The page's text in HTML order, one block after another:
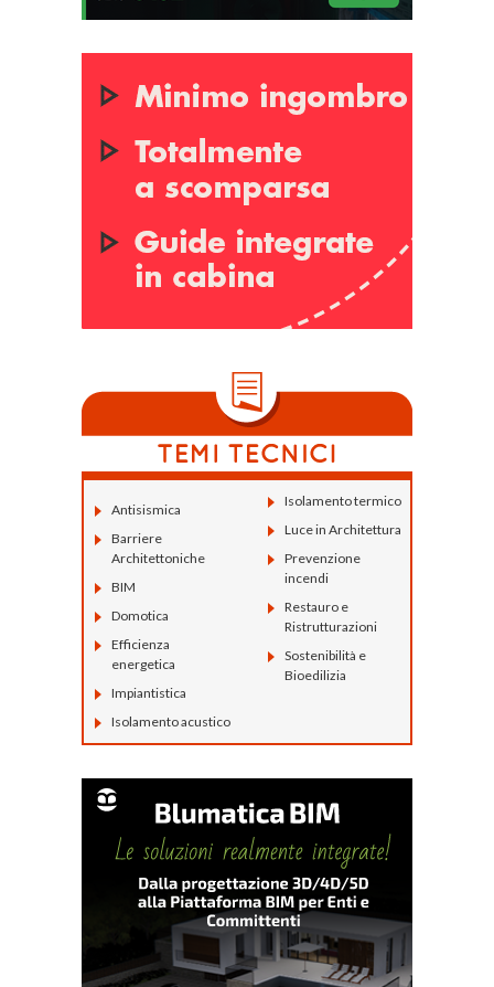
Antisismica
Barriere
Architettoniche
BIM
Domotica
Efficienza
energetica
Impiantistica
Isolamento acustico
Isolamento termico
Luce in Architettura
Prevenzione
incendi
Restauro e
Ristrutturazioni
Sostenibilità e
Bioedilizia